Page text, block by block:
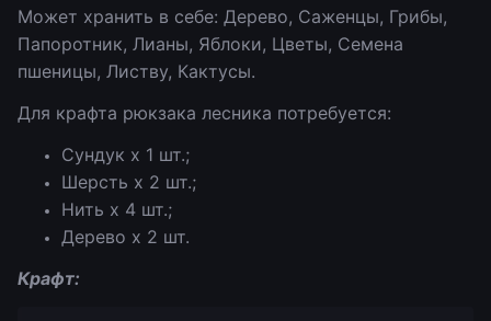
Может хранить в себе: Дерево, Саженцы, Грибы,
Папоротник, Лианы, Яблоки, Цветы, Семена
пшеницы, Листву, Кактусы.
Для крафта рюкзака лесника потребуется:
Сундук х 1 шт.;
Шерсть х 2 шт.;
Нить х 4 шт.;
Дерево х 2 шт.
Крафт: